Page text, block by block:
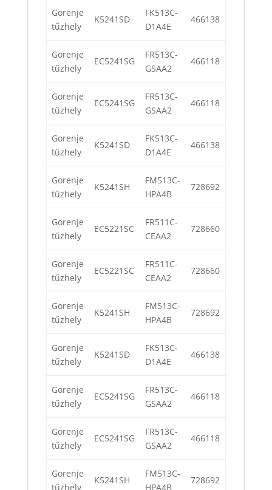
Gorenje
tűzhely
K5241SD
FK513C-
D1A4E
466138
Gorenje
tűzhely
EC5241SG
FR513C-
GSAA2
466118
Gorenje
tűzhely
EC5241SG
FR513C-
GSAA2
466118
Gorenje
tűzhely
K5241SD
FK513C-
D1A4E
466138
Gorenje
tűzhely
K5241SH
FM513C-
HPA4B
728692
Gorenje
tűzhely
EC5221SC
FR511C-
CEAA2
728660
Gorenje
tűzhely
EC5221SC
FR511C-
CEAA2
728660
Gorenje
tűzhely
K5241SH
FM513C-
HPA4B
728692
Gorenje
tűzhely
K5241SD
FK513C-
D1A4E
466138
Gorenje
tűzhely
EC5241SG
FR513C-
GSAA2
466118
Gorenje
tűzhely
EC5241SG
FR513C-
GSAA2
466118
Gorenje
tűzhely
K5241SH
FM513C-
HPA4B
728692